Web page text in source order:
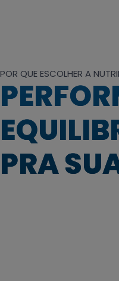
POR QUE ESCOLHER A
PRA